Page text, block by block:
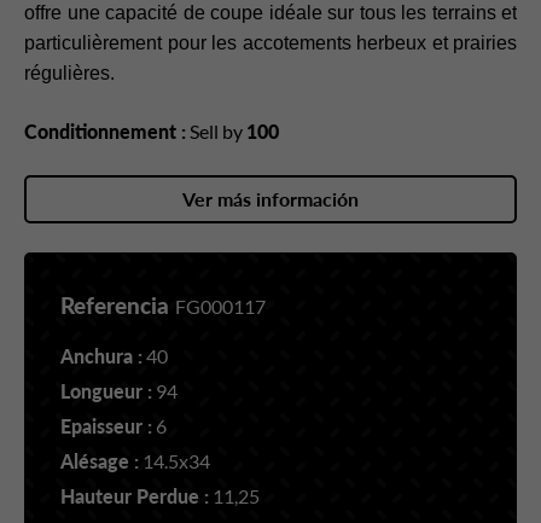
offre une capacité de coupe idéale sur tous les terrains et
particulièrement pour les accotements herbeux et prairies
régulières.
Conditionnement : Sell by 100
Ver más información
Referencia FG000117
Anchura : 40
Longueur : 94
Epaisseur : 6
Alésage : 14.5x34
Hauteur Perdue : 11,25